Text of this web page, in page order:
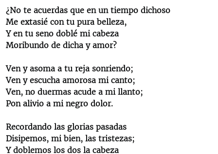
¿No te acuerdas que en un tiempo dichoso
Me extasié con tu pura belleza,
Y en tu seno doblé mi cabeza
Moribundo de dicha y amor?
Ven y asoma a tu reja sonriendo;
Ven y escucha amorosa mi canto;
Ven, no duermas acude a mi llanto;
Pon alivio a mi negro dolor.
Recordando las glorias pasadas
Disipemos, mi bien, las tristezas;
Y doblemos los dos la cabeza